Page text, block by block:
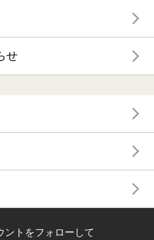
せ
ントをフォローして